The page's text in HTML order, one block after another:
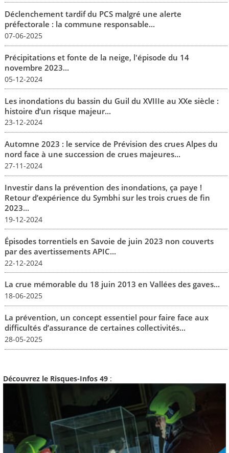
Déclenchement tardif du PCS malgré une alerte
préfectorale : la commune responsable...
07-06-2025
Précipitations et fonte de la neige, l'épisode du 14
novembre 2023...
05-12-2024
Les inondations du bassin du Guil du XVIIIe au XXe siècle :
histoire d’un risque majeur...
23-12-2024
Automne 2023 : le service de Prévision des crues Alpes du
nord face à une succession de crues majeures...
27-11-2024
Investir dans la prévention des inondations, ça paye !
Retour d’expérience du Symbhi sur les trois crues de fin
2023...
19-12-2024
Épisodes torrentiels en Savoie de juin 2023 non couverts
par des avertissements APIC...
22-12-2024
La crue mémorable du 18 juin 2013 en Vallées des gaves...
18-06-2025
La prévention, un concept essentiel pour faire face aux
difficultés d’assurance de certaines collectivités...
28-05-2025
Découvrez le Risques-Infos 49 :